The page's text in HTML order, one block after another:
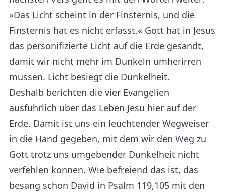
»Das Licht scheint in der Finsternis, und die
Finsternis hat es nicht erfasst.« Gott hat in Jesus
das personifizierte Licht auf die Erde gesandt,
damit wir nicht mehr im Dunkeln umherirren
müssen. Licht besiegt die Dunkelheit.
Deshalb berichten die vier Evangelien
ausführlich über das Leben Jesu hier auf der
Erde. Damit ist uns ein leuchtender Wegweiser
in die Hand gegeben, mit dem wir den Weg zu
Gott trotz uns umgebender Dunkelheit nicht
verfehlen können. Wie befreiend das ist, das
besang schon David in Psalm 119,105 mit den